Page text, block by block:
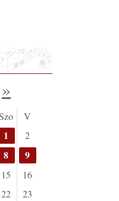
»
V
1
2
8 9
15
16
22
23